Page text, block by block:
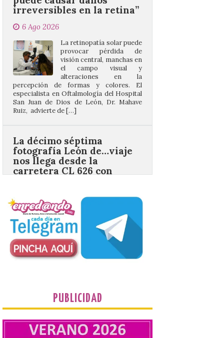
provocar pérdida de
percepción de formas y colores. El
especialista en Oftalmología del Hospital
San Juan de Dios de León, Dr. Mahave
Ruiz, advierte de […]
La décimo séptima
fotografía León de…viaje
motivo de la marcha en
defensa de FEVE
6 Ago 2026
organizado por la sección
juvenil de la Asociación
Enróllate, la Asociación
Conceyu País Llionés y el Diario de
Turismo, Ocio e Información para
jóvenes “Enredando.info”. Eduardo
Morán nos envía desde la carretera […]
macroevento, un festival
cultural transformador
que apuesta por el legado.
6 Ago 2026
PUBLICIDAD